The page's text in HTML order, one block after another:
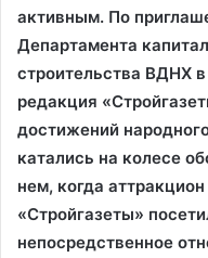
активным. По
Департамента
строительства ВДНХ
редакция
достижений
катались на колесе
нем, когда
«Стройгазеты»
непосредственное